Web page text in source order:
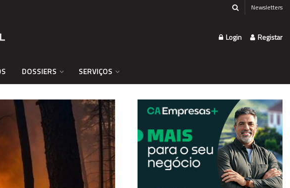
Newsletters
Login Registar
DOSSIERS SERVIÇOS